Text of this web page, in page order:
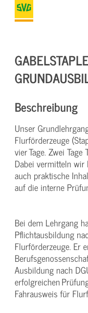
Beschreibung
Unser
Flurförderzeuge
vier Tage. Zwei
Dabei vermitteln
auch praktische
auf die interne
Bei dem Lehrgang
Pflichtausbildung
Flurförderzeuge. Er
Ausbildung nach
erfolgreichen
Fahrausweis für